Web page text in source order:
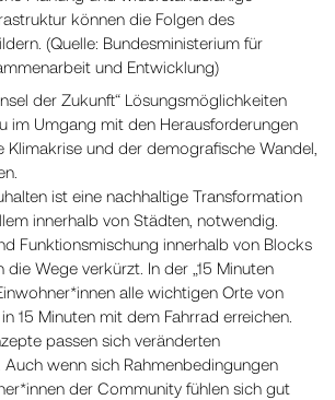
können die Folgen des
(Quelle: Bundesministerium für
und Entwicklung)
der Zukunft“ Lösungsmöglichkeiten
im Umgang mit den Herausforderungen
Klimakrise und der demografische Wandel,
ist eine nachhaltige Transformation
innerhalb von Städten, notwendig.
Funktionsmischung innerhalb von Blocks
die Wege verkürzt. In der „15 Minuten
alle wichtigen Orte von
15 Minuten mit dem Fahrrad erreichen.
passen sich veränderten
Auch wenn sich Rahmenbedingungen
der Community fühlen sich gut